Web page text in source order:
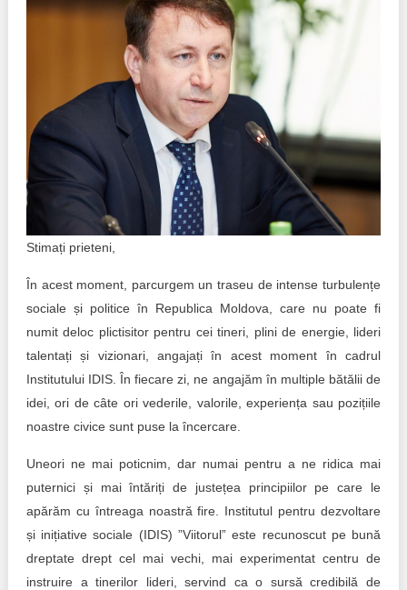
Inițiative în derulare
Inițiative desfășurate
Manual de proceduri
Note & poziții​
Organigrama IDIS
Anunțuri
Consiliul consulativ internațional IDIS
Politici regionale
Laborator sociometric
Transparența guvernării locale
People Watch
Proces democratic
Agenda Națională de Business
Puterea hibridă
15 minute de realism economic
Trend Hunter
Aplică la BUNELE PRACTICI
Transparența întreprinderilor de stat
Cele mai bune și cele mai proaste politici locale din
Stimați prieteni,
În acest moment, parcurgem un traseu de intense turbulențe
sociale și politice în Republica Moldova, care nu poate fi
numit deloc plictisitor pentru cei tineri, plini de energie, lideri
talentați și vizionari, angajați în acest moment în cadrul
Institutului IDIS. În fiecare zi, ne angajăm în multiple bătălii de
idei, ori de câte ori vederile, valorile, experiența sau pozițiile
noastre civice sunt puse la încercare.
Uneori ne mai poticnim, dar numai pentru a ne ridica mai
puternici și mai întăriți de justețea principiilor pe care le
apărăm cu întreaga noastră fire. Institutul pentru dezvoltare
și inițiative sociale (IDIS) ”Viitorul” este recunoscut pe bună
dreptate drept cel mai vechi, mai experimentat centru de
instruire a tinerilor lideri, servind ca o sursă credibilă de